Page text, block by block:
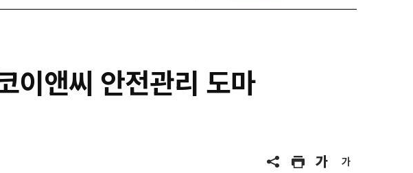
제주 29˚C
이앤씨 안전관리 도마